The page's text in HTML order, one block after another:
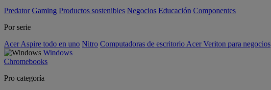
Predator Gaming Productos sostenibles Negocios Educación Componentes
Por serie
Acer Aspire todo en uno Nitro Computadoras de escritorio Acer Veriton para negocios
Windows
Chromebooks
Pro categoría